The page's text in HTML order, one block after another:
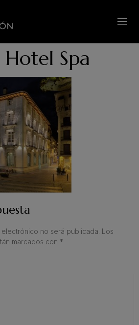
Spa
no será publicada. Los
marcados con *